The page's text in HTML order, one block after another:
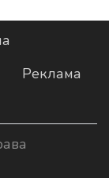
Реклама